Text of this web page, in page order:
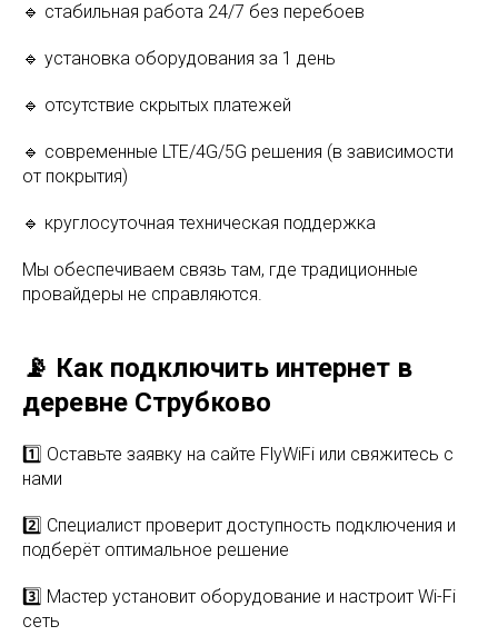
🔹 стабильная работа 24/7 без перебоев
🔹 установка оборудования за 1 день
🔹 отсутствие скрытых платежей
🔹 современные LTE/4G/5G решения (в зависимости
от покрытия)
🔹 круглосуточная техническая поддержка
Мы обеспечиваем связь там, где традиционные
провайдеры не справляются.
📡 Как подключить интернет в
деревне Струбково
1️⃣ Оставьте заявку на сайте FlyWiFi или свяжитесь с
нами
2️⃣ Специалист проверит доступность подключения и
подберёт оптимальное решение
3️⃣ Мастер установит оборудование и настроит Wi-Fi
сеть